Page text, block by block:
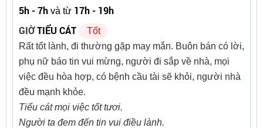
5h - 7h và từ 17h - 19h
GIỜTIỂU CÁT
Tốt
Rất tốt lành, đi thường gặp may mắn. Buôn bán có lời,
phụ nữ báo tin vui mừng, người đi sắp về nhà, mọi
việc đều hòa hợp, có bệnh cầu tài sẽ khỏi, người nhà
đều mạnh khỏe.
Tiểu cát mọi việc tốt tươi.
Người ta đem đến tin vui điều lành.